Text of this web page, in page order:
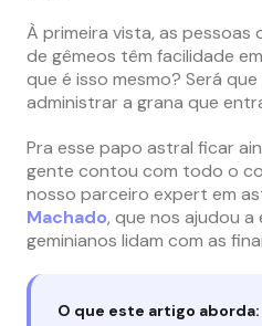
À primeira vista, as pessoas
de gêmeos têm facilidade
que é isso mesmo? Será
administrar a grana que
Pra esse papo astral ficar
gente contou com todo o
nosso parceiro expert em
Machado, que nos ajudou
geminianos lidam com as
O que este artigo aborda: